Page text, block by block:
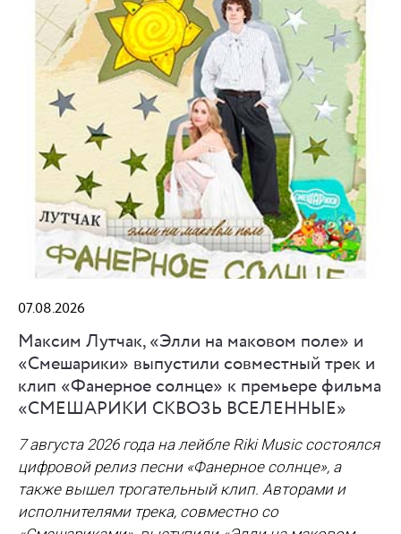
07.08.2026
Максим Лутчак, «Элли на маковом поле» и
«Смешарики» выпустили совместный трек и
клип «Фанерное солнце» к премьере фильма
«СМЕШАРИКИ СКВОЗЬ ВСЕЛЕННЫЕ»
7 августа 2026 года на лейбле Riki Music состоялся
цифровой релиз песни «Фанерное солнце», а
также вышел трогательный клип. Авторами и
исполнителями трека, совместно со